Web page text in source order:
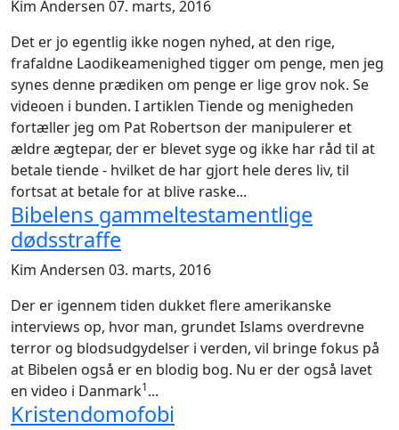
Kim Andersen 07. marts, 2016
Det er jo egentlig ikke nogen nyhed, at den rige,
frafaldne Laodikeamenighed tigger om penge, men jeg
synes denne prædiken om penge er lige grov nok. Se
videoen i bunden. I artiklen Tiende og menigheden
fortæller jeg om Pat Robertson der manipulerer et
ældre ægtepar, der er blevet syge og ikke har råd til at
betale tiende - hvilket de har gjort hele deres liv, til
fortsat at betale for at blive raske...
Bibelens gammeltestamentlige
dødsstraffe
Kim Andersen 03. marts, 2016
Der er igennem tiden dukket flere amerikanske
interviews op, hvor man, grundet Islams overdrevne
terror og blodsudgydelser i verden, vil bringe fokus på
at Bibelen også er en blodig bog. Nu er der også lavet
en video i Danmark1...
Kristendomofobi